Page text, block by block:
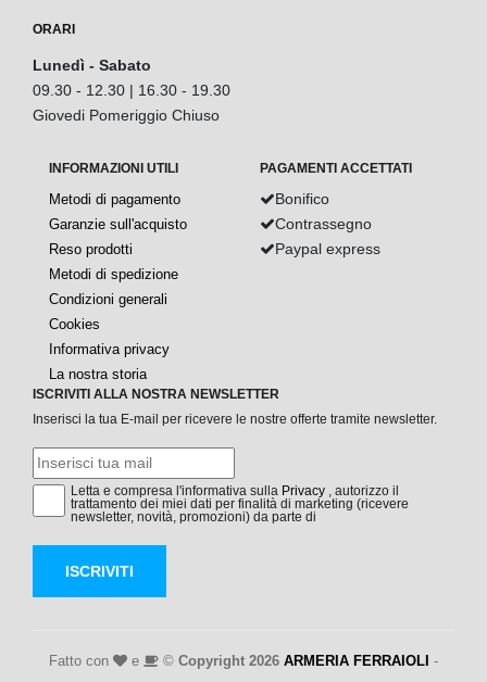
ORARI
Lunedì - Sabato
09.30 - 12.30 | 16.30 - 19.30
Giovedi Pomeriggio Chiuso
INFORMAZIONI UTILI
Metodi di pagamento
Garanzie sull'acquisto
Reso prodotti
Metodi di spedizione
Condizioni generali
Cookies
Informativa privacy
La nostra storia
PAGAMENTI ACCETTATI
Bonifico
Contrassegno
Paypal express
ISCRIVITI ALLA NOSTRA NEWSLETTER
Inserisci la tua E-mail per ricevere le nostre offerte tramite newsletter.
Letta e compresa l'informativa sulla Privacy , autorizzo il
trattamento dei miei dati per finalità di marketing (ricevere
newsletter, novità, promozioni) da parte di
ISCRIVITI
Fatto con e © Copyright 2026 ARMERIA FERRAIOLI -